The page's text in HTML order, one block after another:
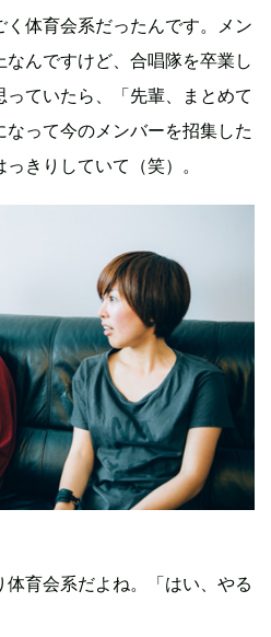
く体育会系だったんです。メン
んですけど、合唱隊を卒業し
ていたら、「先輩、まとめて
なって今のメンバーを招集した
きりしていて（笑）。
体育会系だよね。「はい、やる